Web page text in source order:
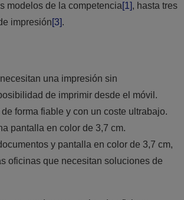
modelos de la competencia[1], hasta tres
impresión[3].
una impresión sin
de imprimir desde el móvil.
forma fiable y con un coste ultrabajo.
pantalla en color de 3,7 cm.
y pantalla en color de 3,7 cm,
oficinas que necesitan soluciones de